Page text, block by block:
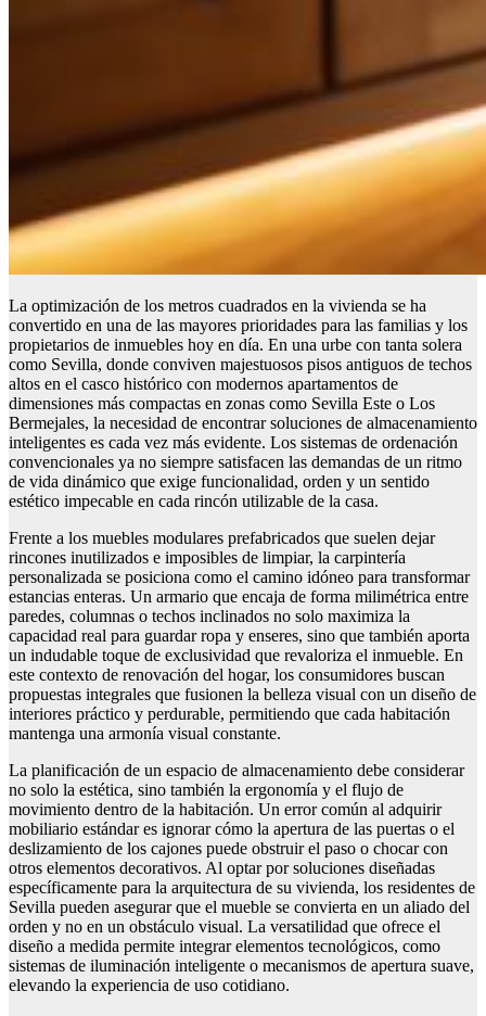
La optimización de los metros cuadrados en la vivienda se ha
convertido en una de las mayores prioridades para las familias y los
propietarios de inmuebles hoy en día. En una urbe con tanta solera
como Sevilla, donde conviven majestuosos pisos antiguos de techos
altos en el casco histórico con modernos apartamentos de
dimensiones más compactas en zonas como Sevilla Este o Los
Bermejales, la necesidad de encontrar soluciones de almacenamiento
inteligentes es cada vez más evidente. Los sistemas de ordenación
convencionales ya no siempre satisfacen las demandas de un ritmo
de vida dinámico que exige funcionalidad, orden y un sentido
estético impecable en cada rincón utilizable de la casa.
Frente a los muebles modulares prefabricados que suelen dejar
rincones inutilizados e imposibles de limpiar, la carpintería
personalizada se posiciona como el camino idóneo para transformar
estancias enteras. Un armario que encaja de forma milimétrica entre
paredes, columnas o techos inclinados no solo maximiza la
capacidad real para guardar ropa y enseres, sino que también aporta
un indudable toque de exclusividad que revaloriza el inmueble. En
este contexto de renovación del hogar, los consumidores buscan
propuestas integrales que fusionen la belleza visual con un diseño de
interiores práctico y perdurable, permitiendo que cada habitación
mantenga una armonía visual constante.
La planificación de un espacio de almacenamiento debe considerar
no solo la estética, sino también la ergonomía y el flujo de
movimiento dentro de la habitación. Un error común al adquirir
mobiliario estándar es ignorar cómo la apertura de las puertas o el
deslizamiento de los cajones puede obstruir el paso o chocar con
otros elementos decorativos. Al optar por soluciones diseñadas
específicamente para la arquitectura de su vivienda, los residentes de
Sevilla pueden asegurar que el mueble se convierta en un aliado del
orden y no en un obstáculo visual. La versatilidad que ofrece el
diseño a medida permite integrar elementos tecnológicos, como
sistemas de iluminación inteligente o mecanismos de apertura suave,
elevando la experiencia de uso cotidiano.